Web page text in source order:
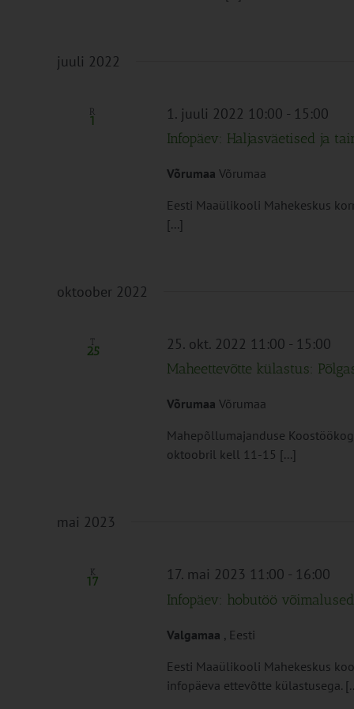
juuli 2022
R
1 1. juuli 2022 10:00 - 15:00
Infopäev: Haljasväetised ja
Võrumaa Võrumaa
Eesti Maaülikooli Mahekeskus
[...]
oktoober 2022
T
25 25. okt. 2022 11:00 - 15:00
Maheettevõtte külastus:
Võrumaa Võrumaa
Mahepõllumajanduse
oktoobril kell 11-15 [...]
mai 2023
K
17 17. mai 2023 11:00 - 16:00
Infopäev: hobutöö
Valgamaa , Eesti
Eesti Maaülikooli Mahekeskus
infopäeva ettevõtte külastusega.